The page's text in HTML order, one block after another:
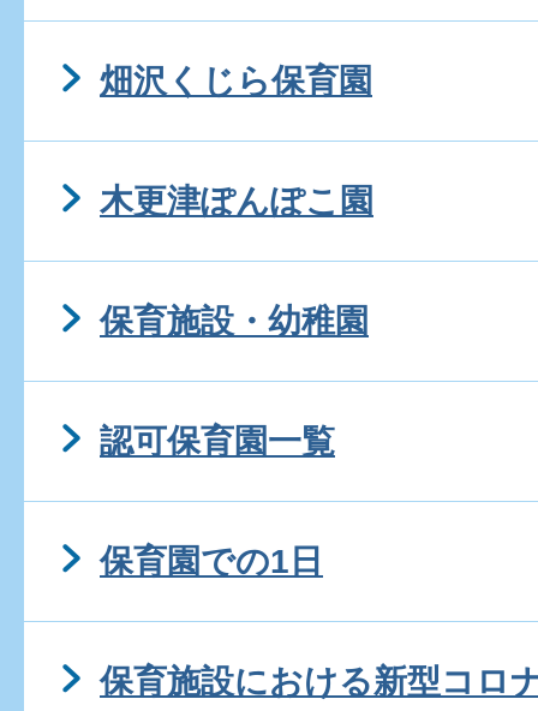
畑沢くじら保育園
木更津ぽんぽこ園
保育施設・幼稚園
認可保育園一覧
保育園での1日
保育施設における新型コロ